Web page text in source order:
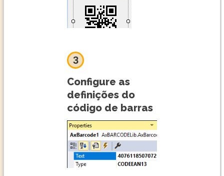
3
Configure as
definições do
código de barras